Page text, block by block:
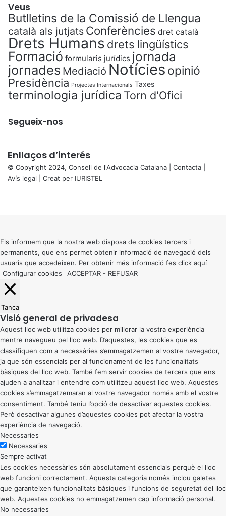
Veus
Butlletins de la Comissió de Llengua
català als jutjats Conferències dret català
Drets Humans drets lingüístics
Formació formularis jurídics jornada
jornades Mediació Notícies opinió
Presidència Projectes Internacionals Taxes
terminologia jurídica Torn d'Ofici
Segueix-nos
Enllaços d’interés
© Copyright 2024, Consell de l'Advocacia Catalana | Contacta
Avís legal | Creat per IURISTEL
button
Els informem que la nostra web disposa de cookies tercers i
permanents, que ens permet obtenir informació de navegació dels
usuaris que accedeixen. Per obtenir més informació fes click aquí
Configurar cookies
ACCEPTAR - REFUSAR
Tanca
Visió general de privadesa
Aquest lloc web utilitza cookies per millorar la vostra experiència
mentre navegueu pel lloc web. D’aquestes, les cookies que es
classifiquen com a necessàries s’emmagatzemen al vostre navegador,
ja que són essencials per al funcionament de les funcionalitats
bàsiques del lloc web. També fem servir cookies de tercers que ens
ajuden a analitzar i entendre com utilitzeu aquest lloc web. Aquestes
cookies s’emmagatzemaran al vostre navegador només amb el vostre
consentiment. També teniu l’opció de desactivar aquestes cookies.
Però desactivar algunes d’aquestes cookies pot afectar la vostra
experiència de navegació.
Necessaries
Necessaries
Sempre activat
Les cookies necessàries són absolutament essencials perquè el lloc
web funcioni correctament. Aquesta categoria només inclou galetes
que garanteixen funcionalitats bàsiques i funcions de seguretat del lloc
web. Aquestes cookies no emmagatzemen cap informació personal.
No necessaries